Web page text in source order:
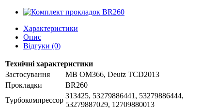
Характеристики
Опис
Відгуки (0)
Технічні характеристики
Застосування
MB OM366, Deutz TCD2013
Прокладки
BR260
Турбокомпрессор
313425, 53279886441, 53279886444,
53279887029, 12709880013